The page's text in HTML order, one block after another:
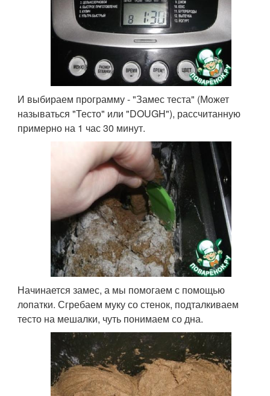
И выбираем программу - "Замес теста" (Может
называться "Тесто" или "DOUGH"), рассчитанную
примерно на 1 час 30 минут.
Начинается замес, а мы помогаем с помощью
лопатки. Сгребаем муку со стенок, подталкиваем
тесто на мешалки, чуть понимаем со дна.